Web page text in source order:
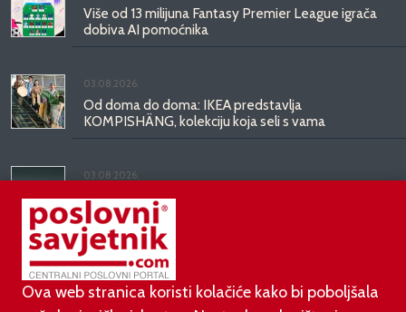
Više od 13 milijuna Fantasy Premier League igrača
dobiva AI pomoćnika
03.08.2026.
Od doma do doma: IKEA predstavlja
KOMPISHÄNG, kolekciju koja seli s vama
03.08.2026.
Kineski BYD predstavio luksuznu limuzinu veću od
Mercedesove S-klase, obećava domet do 1.000
kilometara
Ova web stranica koristi kolačiće kako bi poboljšala